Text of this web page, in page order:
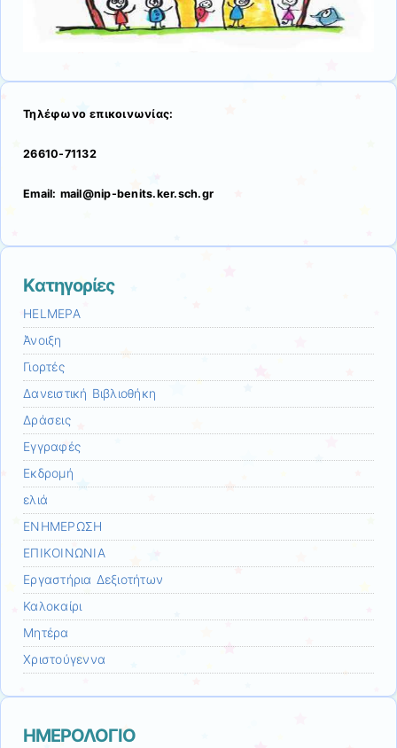
Τηλέφωνο επικοινωνίας:
26610-71132
Email: mail@nip-benits.ker.sch.gr
Kατηγορίες
HELMEPA
Άνοιξη
Γιορτές
Δανειστική Βιβλιοθήκη
Δράσεις
Εγγραφές
Εκδρομή
ελιά
ΕΝΗΜΕΡΩΣΗ
ΕΠΙΚΟΙΝΩΝΙΑ
Εργαστήρια Δεξιοτήτων
Καλοκαίρι
Μητέρα
Χριστούγεννα
ΗΜΕΡΟΛΟΓΙΟ